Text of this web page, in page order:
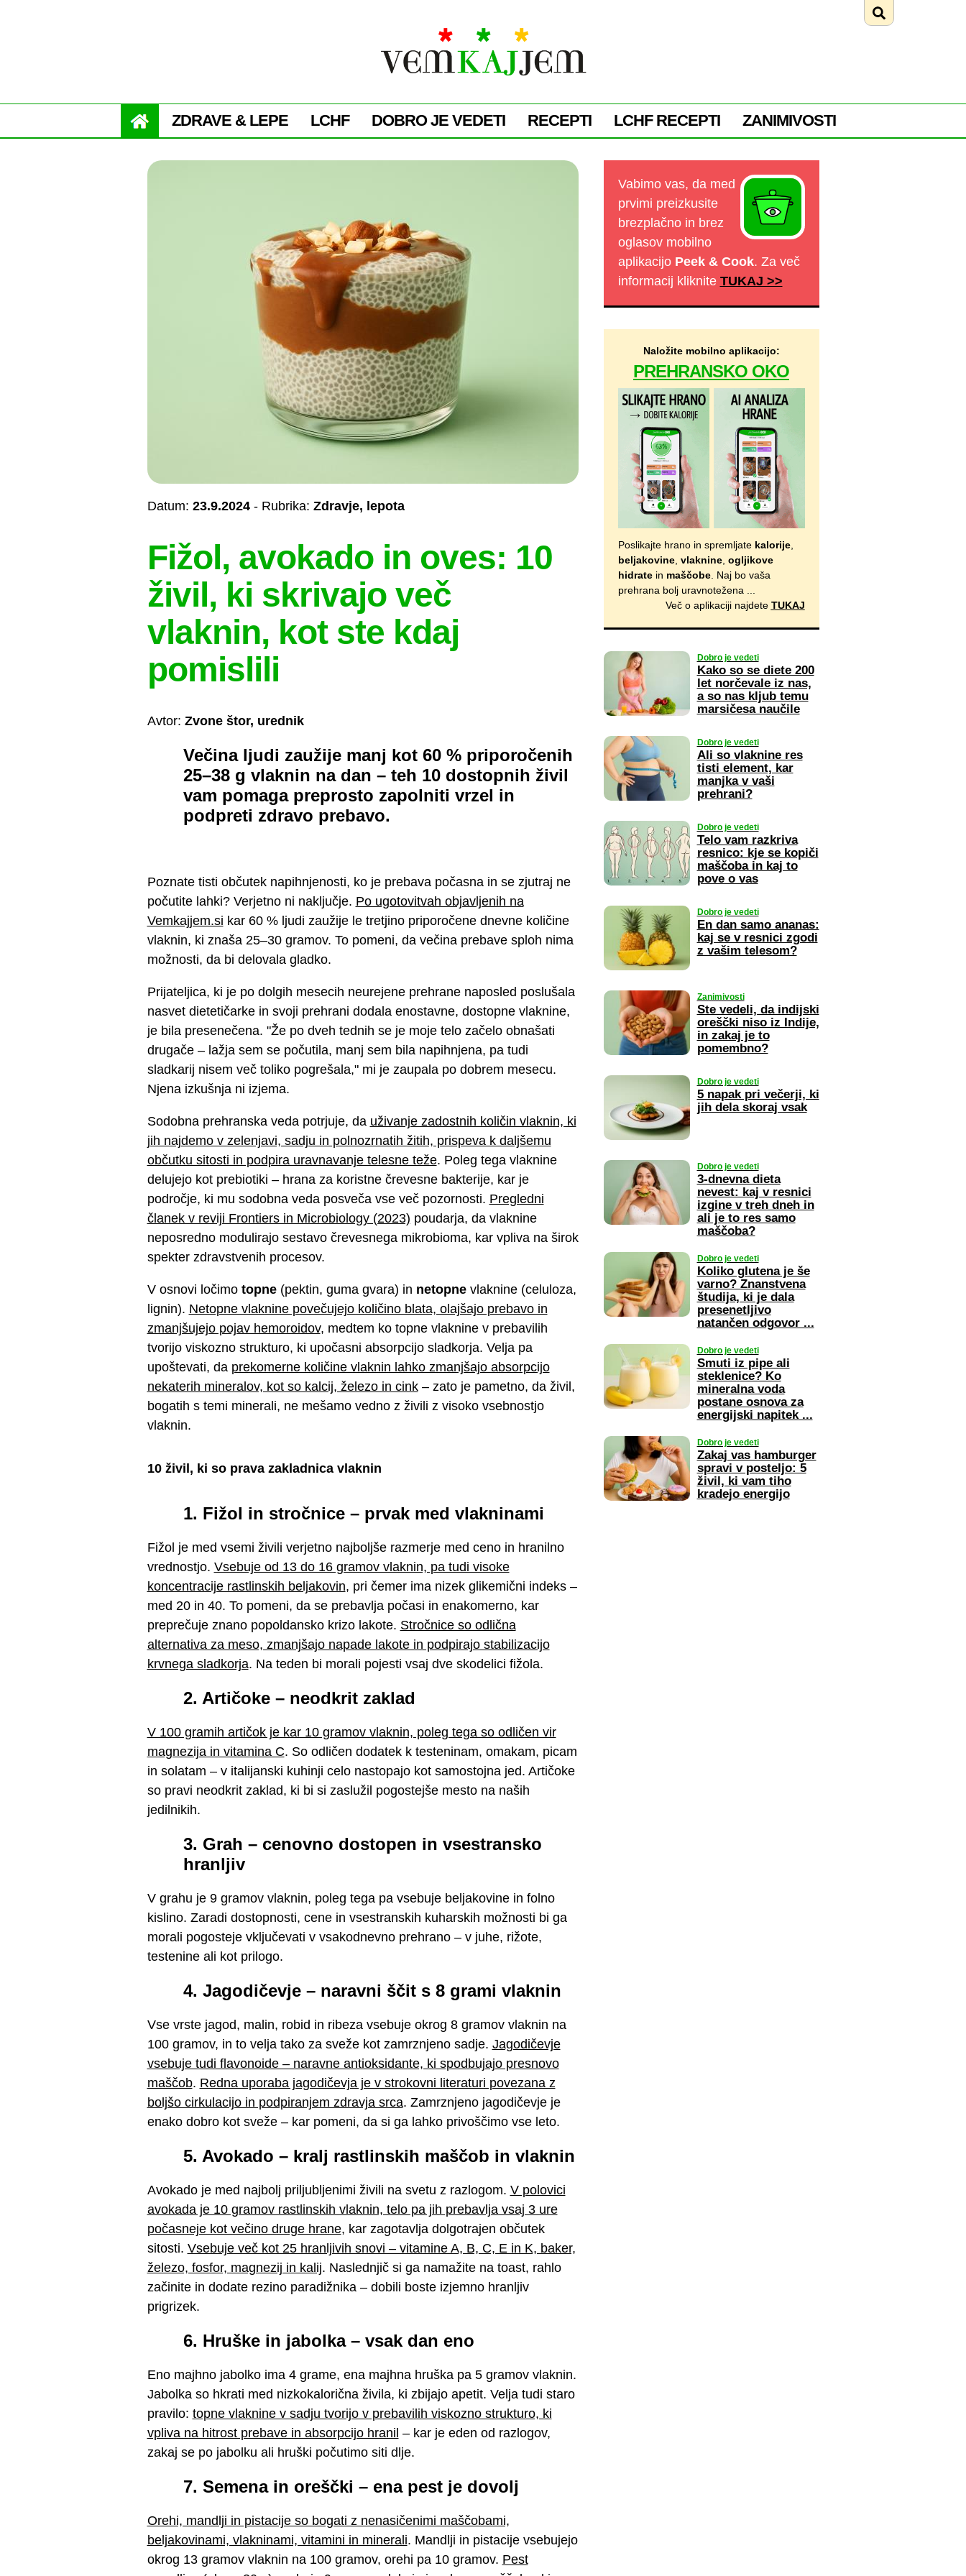
ZDRAVE & LEPE LCHF DOBRO JE VEDETI RECEPTI LCHF RECEPTI ZANIMIVOSTI
Datum: 23.9.2024- Rubrika: Zdravje, lepota
Fižol, avokado in oves: 10
živil, ki skrivajo več
vlaknin, kot ste kdaj
pomislili
Avtor: Zvone štor, urednik
Večina ljudi zaužije manj kot 60 % priporočenih
25–38 g vlaknin na dan – teh 10 dostopnih živil
vam pomaga preprosto zapolniti vrzel in
podpreti zdravo prebavo.
Poznate tisti občutek napihnjenosti, ko je prebava počasna in se zjutraj ne
počutite lahki? Verjetno ni naključje. Po ugotovitvah objavljenih na
Vemkajjem.si kar 60 % ljudi zaužije le tretjino priporočene dnevne količine
vlaknin, ki znaša 25–30 gramov. To pomeni, da večina prebave sploh nima
možnosti, da bi delovala gladko.
Prijateljica, ki je po dolgih mesecih neurejene prehrane naposled poslušala
nasvet dietetičarke in svoji prehrani dodala enostavne, dostopne vlaknine,
je bila presenečena. "Že po dveh tednih se je moje telo začelo obnašati
drugače – lažja sem se počutila, manj sem bila napihnjena, pa tudi
sladkarij nisem več toliko pogrešala," mi je zaupala po dobrem mesecu.
Njena izkušnja ni izjema.
Sodobna prehranska veda potrjuje, da uživanje zadostnih količin vlaknin, ki
jih najdemo v zelenjavi, sadju in polnozrnatih žitih, prispeva k daljšemu
občutku sitosti in podpira uravnavanje telesne teže. Poleg tega vlaknine
delujejo kot prebiotiki – hrana za koristne črevesne bakterije, kar je
področje, ki mu sodobna veda posveča vse več pozornosti. Pregledni
članek v reviji Frontiers in Microbiology (2023) poudarja, da vlaknine
neposredno modulirajo sestavo črevesnega mikrobioma, kar vpliva na širok
spekter zdravstvenih procesov.
V osnovi ločimo topne(pektin, guma gvara) in netopnevlaknine (celuloza,
lignin). Netopne vlaknine povečujejo količino blata, olajšajo prebavo in
zmanjšujejo pojav hemoroidov, medtem ko topne vlaknine v prebavilih
tvorijo viskozno strukturo, ki upočasni absorpcijo sladkorja. Velja pa
upoštevati, da prekomerne količine vlaknin lahko zmanjšajo absorpcijo
nekaterih mineralov, kot so kalcij, železo in cink– zato je pametno, da živil,
bogatih s temi minerali, ne mešamo vedno z živili z visoko vsebnostjo
vlaknin.
10 živil, ki so prava zakladnica vlaknin
1. Fižol in stročnice – prvak med vlakninami
Fižol je med vsemi živili verjetno najboljše razmerje med ceno in hranilno
vrednostjo. Vsebuje od 13 do 16 gramov vlaknin, pa tudi visoke
koncentracije rastlinskih beljakovin, pri čemer ima nizek glikemični indeks –
med 20 in 40. To pomeni, da se prebavlja počasi in enakomerno, kar
preprečuje znano popoldansko krizo lakote. Stročnice so odlična
alternativa za meso, zmanjšajo napade lakote in podpirajo stabilizacijo
krvnega sladkorja. Na teden bi morali pojesti vsaj dve skodelici fižola.
2. Artičoke – neodkrit zaklad
V 100 gramih artičok je kar 10 gramov vlaknin, poleg tega so odličen vir
magnezija in vitamina C. So odličen dodatek k testeninam, omakam, picam
in solatam – v italijanski kuhinji celo nastopajo kot samostojna jed. Artičoke
so pravi neodkrit zaklad, ki bi si zaslužil pogostejše mesto na naših
jedilnikih.
3. Grah – cenovno dostopen in vsestransko
hranljiv
V grahu je 9 gramov vlaknin, poleg tega pa vsebuje beljakovine in folno
kislino. Zaradi dostopnosti, cene in vsestranskih kuharskih možnosti bi ga
morali pogosteje vključevati v vsakodnevno prehrano – v juhe, rižote,
testenine ali kot prilogo.
4. Jagodičevje – naravni ščit s 8 grami vlaknin
Vse vrste jagod, malin, robid in ribeza vsebuje okrog 8 gramov vlaknin na
100 gramov, in to velja tako za sveže kot zamrznjeno sadje. Jagodičevje
vsebuje tudi flavonoide – naravne antioksidante, ki spodbujajo presnovo
maščob. Redna uporaba jagodičevja je v strokovni literaturi povezana z
boljšo cirkulacijo in podpiranjem zdravja srca. Zamrznjeno jagodičevje je
enako dobro kot sveže – kar pomeni, da si ga lahko privoščimo vse leto.
5. Avokado – kralj rastlinskih maščob in vlaknin
Avokado je med najbolj priljubljenimi živili na svetu z razlogom. V polovici
avokada je 10 gramov rastlinskih vlaknin, telo pa jih prebavlja vsaj 3 ure
počasneje kot večino druge hrane, kar zagotavlja dolgotrajen občutek
sitosti. Vsebuje več kot 25 hranljivih snovi – vitamine A, B, C, E in K, baker,
železo, fosfor, magnezij in kalij. Naslednjič si ga namažite na toast, rahlo
začinite in dodate rezino paradižnika – dobili boste izjemno hranljiv
prigrizek.
6. Hruške in jabolka – vsak dan eno
Eno majhno jabolko ima 4 grame, ena majhna hruška pa 5 gramov vlaknin.
Jabolka so hkrati med nizkokalorična živila, ki zbijajo apetit. Velja tudi staro
pravilo: topne vlaknine v sadju tvorijo v prebavilih viskozno strukturo, ki
vpliva na hitrost prebave in absorpcijo hranil – kar je eden od razlogov,
zakaj se po jabolku ali hruški počutimo siti dlje.
7. Semena in oreščki – ena pest je dovolj
Orehi, mandlji in pistacije so bogati z nenasičenimi maščobami,
beljakovinami, vlakninami, vitamini in minerali. Mandlji in pistacije vsebujejo
okrog 13 gramov vlaknin na 100 gramov, orehi pa 10 gramov. Pest
Vabimo vas, da med
prvimi preizkusite
brezplačno in brez
oglasov mobilno
aplikacijo Peek & Cook. Za več
informacij kliknite TUKAJ >>
Naložite mobilno aplikacijo:
PREHRANSKO OKO
Poslikajte hrano in spremljate kalorije,
beljakovine, vlaknine, ogljikove
hidratein maščobe. Naj bo vaša
prehrana bolj uravnotežena ...
Več o aplikaciji najdete TUKAJ
Dobro je vedeti
Kako so se diete 200
let norčevale iz nas,
a so nas kljub temu
marsičesa naučile
Dobro je vedeti
Ali so vlaknine res
tisti element, kar
manjka v vaši
prehrani?
Dobro je vedeti
Telo vam razkriva
resnico: kje se kopiči
maščoba in kaj to
pove o vas
Dobro je vedeti
En dan samo ananas:
kaj se v resnici zgodi
z vašim telesom?
Zanimivosti
Ste vedeli, da indijski
oreščki niso iz Indije,
in zakaj je to
pomembno?
Dobro je vedeti
5 napak pri večerji, ki
jih dela skoraj vsak
Dobro je vedeti
3-dnevna dieta
nevest: kaj v resnici
izgine v treh dneh in
ali je to res samo
maščoba?
Dobro je vedeti
Koliko glutena je še
varno? Znanstvena
študija, ki je dala
presenetljivo
natančen odgovor ...
Dobro je vedeti
Smuti iz pipe ali
steklenice? Ko
mineralna voda
postane osnova za
energijski napitek ...
Dobro je vedeti
Zakaj vas hamburger
spravi v posteljo: 5
živil, ki vam tiho
kradejo energijo